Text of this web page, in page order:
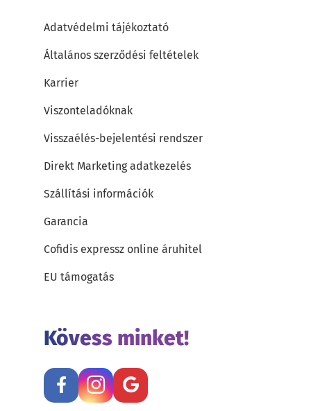
Adatvédelmi tájékoztató
Általános szerződési feltételek
Karrier
Viszonteladóknak
Visszaélés-bejelentési rendszer
Direkt Marketing adatkezelés
Szállítási információk
Garancia
Cofidis expressz online áruhitel
EU támogatás
Kövess minket!